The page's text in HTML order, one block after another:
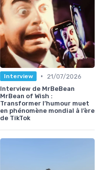
Interview •
21/07/2026
Interview de MrBeBean
MrBean of Wish :
Transformer l’humour muet
en phénomène mondial à l’ère
de TikTok